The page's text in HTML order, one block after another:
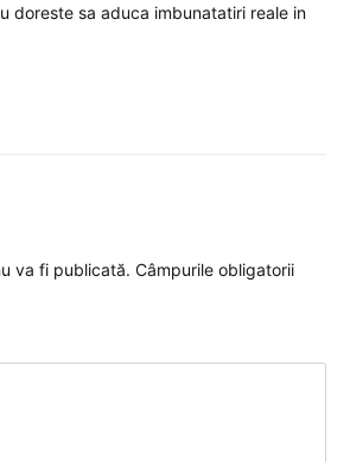
doreste sa aduca imbunatatiri reale in
va fi publicată. Câmpurile obligatorii